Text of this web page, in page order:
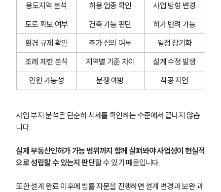
용도지역 분석
허용 업종 확인
사업 방향 변경
도로 확보 여부
건축 가능 판단
허가 반려 가능
환경 규제 확인
추가 심의 여부
일정 장기화
조례 제한 분석
지역별 기준 차이
설계 수정 발생
민원 가능성
분쟁 예방 착공 지연
사업 부지 분석은 단순히 시세를 확인하는 수준에서 끝나지 않습
니다.
실제 부동산인허가 가능 범위까지 함께 살펴봐야 사업성이 현실적
으로 성립할 수 있는지 판단할 수 있기 때문입니다.
또한 설계 완료 이후에 법률 자문을 진행하면 설계 변경과 보완 과